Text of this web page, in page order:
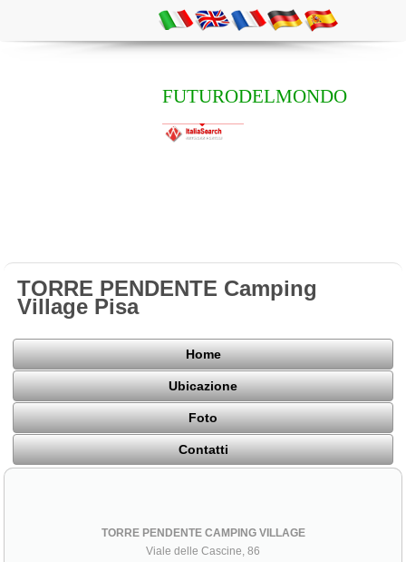
FUTURODELMONDO
TORRE PENDENTE Camping
Village Pisa
Home
Ubicazione
Foto
Contatti
TORRE PENDENTE CAMPING VILLAGE
Viale delle Cascine, 86